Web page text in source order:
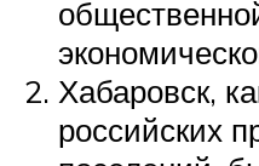
Хабаровск,
российских